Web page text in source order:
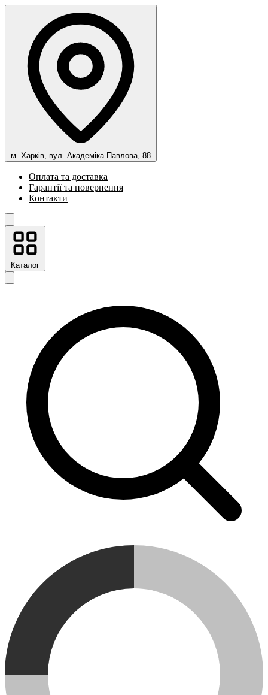
м. Харків, вул. Академіка Павлова, 88
Оплата та доставка
Гарантії та повернення
Контакти
Каталог